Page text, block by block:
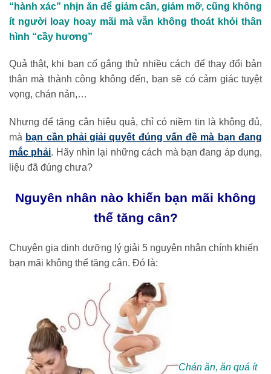
“hành xác” nhịn ăn để giảm cân, giảm mỡ, cũng không
ít người loay hoay mãi mà vẫn không thoát khỏi thân
hình “cầy hương”
Quả thật, khi bạn cố gắng thử nhiều cách để thay đổi bản
thân mà thành công không đến, bạn sẽ có cảm giác tuyệt
vọng, chán nản,…
Nhưng để tăng cân hiệu quả, chỉ có niềm tin là không đủ,
mà bạn cần phải giải quyết đúng vấn đề mà bạn đang
mắc phải. Hãy nhìn lại những cách mà bạn đang áp dụng,
liệu đã đúng chưa?
Nguyên nhân nào khiến bạn mãi không
thể tăng cân?
Chuyên gia dinh dưỡng lý giải 5 nguyên nhân chính khiến
bạn mãi không thể tăng cân. Đó là:
Chán ăn, ăn quá ít